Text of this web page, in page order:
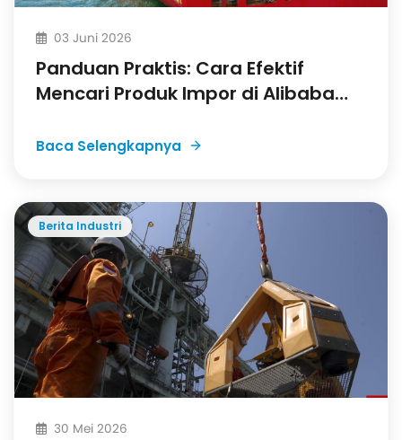
03 Juni 2026
Panduan Praktis: Cara Efektif
Mencari Produk Impor di Alibaba
Baca Selengkapnya
Berita Industri
30 Mei 2026